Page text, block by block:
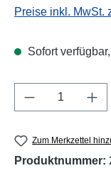
Preise inkl. MwSt.
Sofort
Produkt
Zum Merkzettel
Produktnummer: